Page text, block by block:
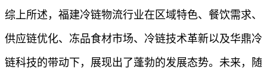
综上所述，福建冷链物流行业在区域特色、餐饮需求、
供应链优化、冻品食材市场、冷链技术革新以及华鼎冷
链科技的带动下，展现出了蓬勃的发展态势。未来，随